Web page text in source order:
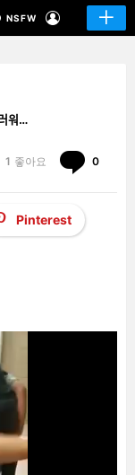
NSFW
1 좋아요 0
Pinterest